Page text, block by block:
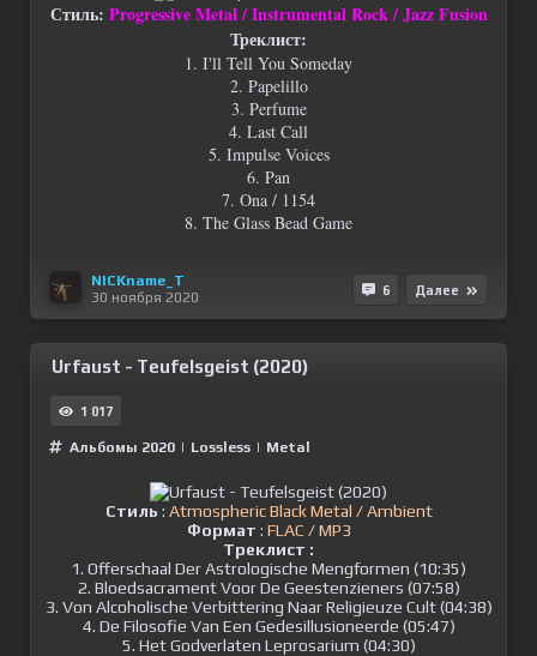
Стиль: Progressive Metal / Instrumental Rock / Jazz Fusion
Треклист:
1. I'll Tell You Someday
2. Papelillo
3. Perfume
4. Last Call
5. Impulse Voices
6. Pan
7. Ona / 1154
8. The Glass Bead Game
NICKname_T
30 ноября 2020
6 Далее
Urfaust - Teufelsgeist (2020)
1 017
Альбомы 2020 | Lossless | Metal
Стиль : Atmospheric Black Metal / Ambient
Формат : FLAC / MP3
Треклист :
1. Offerschaal Der Astrologische Mengformen (10:35)
2. Bloedsacrament Voor De Geestenzieners (07:58)
3. Von Alcoholische Verbittering Naar Religieuze Cult (04:38)
4. De Filosofie Van Een Gedesillusioneerde (05:47)
5. Het Godverlaten Leprosarium (04:30)